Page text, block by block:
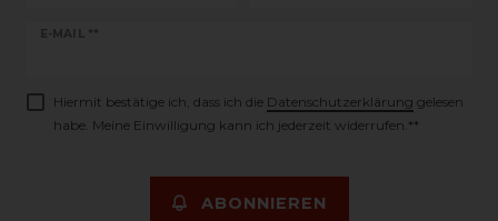
E-MAIL **
Newsletter
Hiermit bestätige ich, dass ich die Daten­schutz­erklärung gelesen
habe. Meine Einwilligung kann ich jederzeit widerrufen.**
ABONNIEREN